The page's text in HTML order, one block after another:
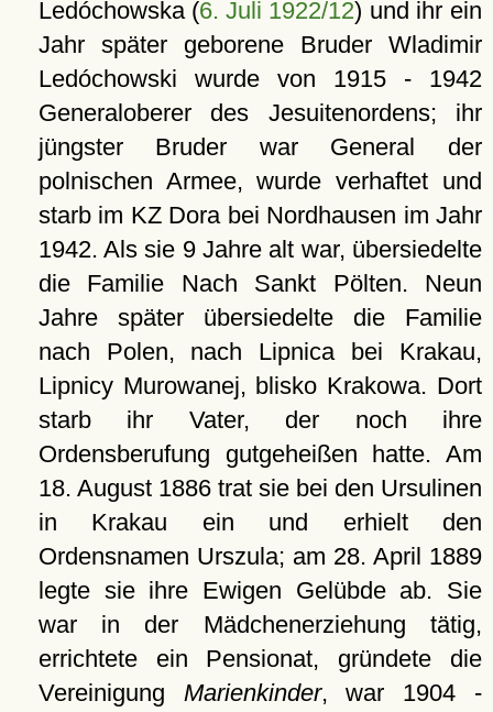
Ledóchowska (6. Juli 1922/12) und ihr ein
Jahr später geborene Bruder Wladimir
Ledóchowski wurde von 1915 - 1942
Generaloberer des Jesuitenordens; ihr
jüngster Bruder war General der
polnischen Armee, wurde verhaftet und
starb im KZ Dora bei Nordhausen im Jahr
1942. Als sie 9 Jahre alt war, übersiedelte
die Familie Nach Sankt Pölten. Neun
Jahre später übersiedelte die Familie
nach Polen, nach Lipnica bei Krakau,
Lipnicy Murowanej, blisko Krakowa. Dort
starb ihr Vater, der noch ihre
Ordensberufung gutgeheißen hatte. Am
18. August 1886 trat sie bei den Ursulinen
in Krakau ein und erhielt den
Ordensnamen Urszula; am 28. April 1889
legte sie ihre Ewigen Gelübde ab. Sie
war in der Mädchenerziehung tätig,
errichtete ein Pensionat, gründete die
Vereinigung Marienkinder, war 1904 -